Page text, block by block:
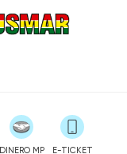
DINERO MP E-TICKET